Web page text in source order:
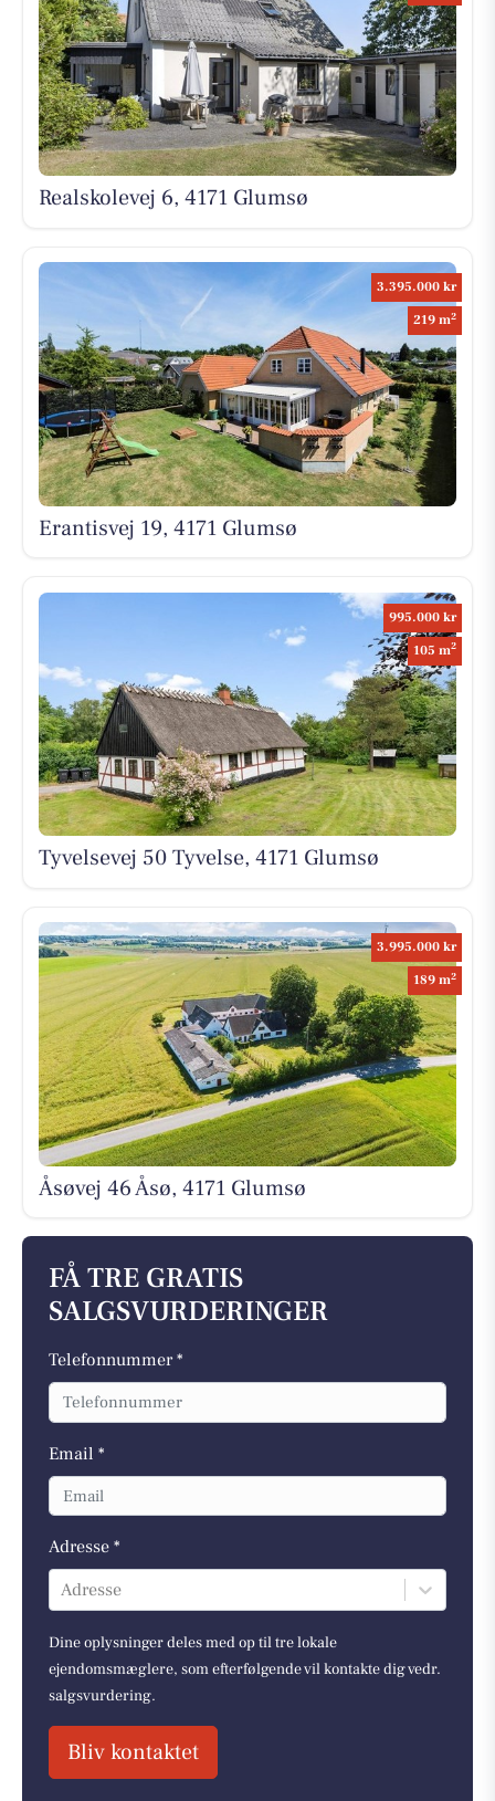
Realskolevej 6, 4171 Glumsø
3.395.000 kr
219 m2
Erantisvej 19, 4171 Glumsø
995.000 kr
105 m2
Tyvelsevej 50 Tyvelse, 4171 Glumsø
3.995.000 kr
189 m2
Åsøvej 46 Åsø, 4171 Glumsø
FÅ TRE GRATIS
SALGSVURDERINGER
Telefonnummer *
Email *
Adresse *
Adresse
Dine oplysninger deles med op til tre lokale
ejendomsmæglere, som efterfølgende vil kontakte dig vedr.
salgsvurdering.
Bliv kontaktet